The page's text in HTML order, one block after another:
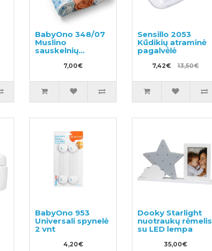
BabyOno 348/07
Muslino
sauskelnių
rinkinys
7,00€
Sensillo 2053
Kūdikių atraminė
pagalvėlė
7,42€ 13,50€
BabyOno 953
Universali spynelė
2 vnt
4,20€
Dooky Starlight
nuotraukų rėmelis
su LED lempa
35,00€